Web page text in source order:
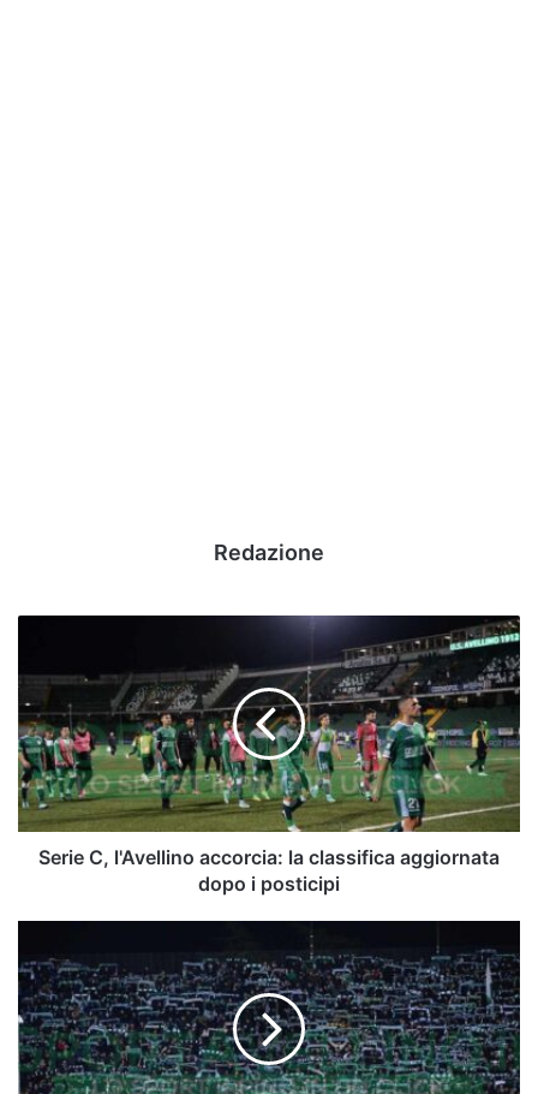
Redazione
l'Avellino
accorcia:
la
classifica
aggiornata
dopo
i
posticipi
Serie C, l'Avellino accorcia: la classifica aggiornata
dopo i posticipi
Giugliano,
prevendita
dei
tagliandi:
ecco
quando